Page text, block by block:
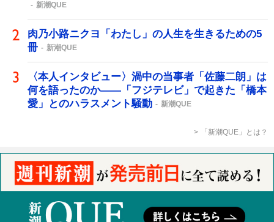
新潮QUE
肉乃小路ニクヨ「わたし」の人生を生きるための5
冊
新潮QUE
〈本人インタビュー〉渦中の当事者「佐藤二朗」は
何を語ったのか――「フジテレビ」で起きた「橋本
愛」とのハラスメント騒動
新潮QUE
「新潮QUE」とは？